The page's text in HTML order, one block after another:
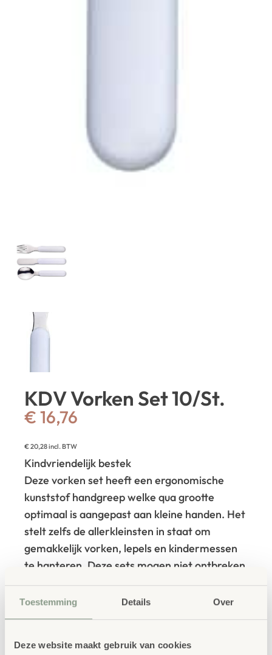
Toestemming Details Over
Deze website maakt gebruik van cookies
KDV Vorken Set 10/St.
€ 16,76
€20,28incl. BTW
Kindvriendelijk bestek
Deze vorken set heeft een ergonomische
kunststof handgreep welke qua grootte
optimaal is aangepast aan kleine handen. Het
stelt zelfs de allerkleinsten in staat om
gemakkelijk vorken, lepels en kindermessen
te hanteren. Deze sets mogen niet ontbreken
bij het zelfstandig leren eten in de
kinderopvang.
nikkelchroom – niet
roestendmet kunststof handgreep in wit14cm